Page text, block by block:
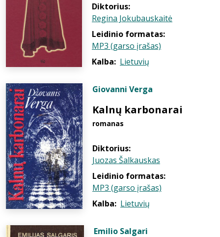
Diktorius:
Regina Jokubauskaitė
Leidinio formatas:
MP3 (garso įrašas)
Kalba: Lietuvių
Giovanni Verga
Kalnų karbonarai
romanas
Diktorius:
Juozas Šalkauskas
Leidinio formatas:
MP3 (garso įrašas)
Kalba: Lietuvių
Emilio Salgari